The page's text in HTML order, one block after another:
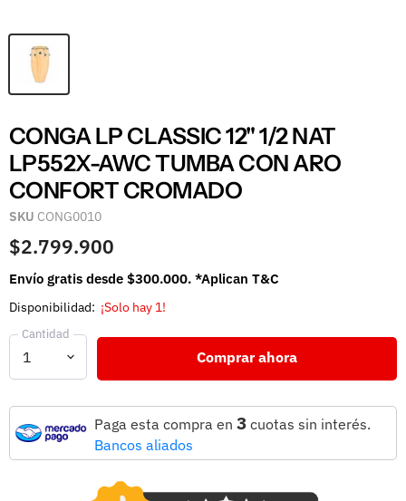
CONGA LP CLASSIC 12" 1/2 NAT
LP552X-AWC TUMBA CON ARO
CONFORT CROMADO
SKU CONG0010
$2.799.900
Envío gratis desde $300.000. *Aplican T&C
Disponibilidad: ¡Solo hay 1!
Cantidad
Comprar ahora
Paga esta compra en 3 cuotas sin interés.
Bancos aliados